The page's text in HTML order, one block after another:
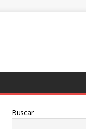
Buscar